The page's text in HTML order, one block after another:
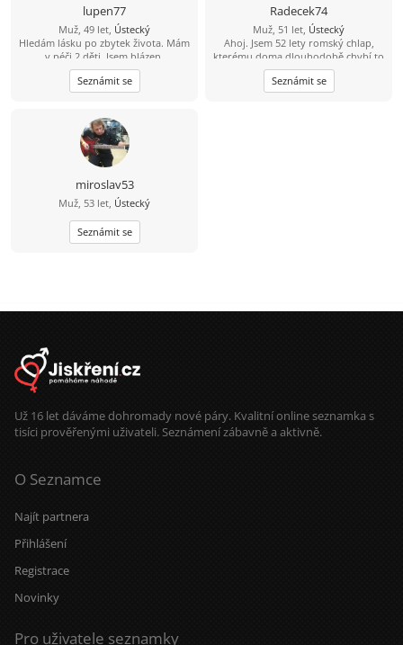
lupen77
Muž, 49 let, Ústecký
Hledám lásku po zbytek života. Mám
v péči 2 děti. Jsem blázen.
Seznámit se
Radecek74
Muž, 51 let, Ústecký
Ahoj. Jsem 52 lety romský chlap,
kterému doma dlouhodobě chybí to
nejdůležitější – obyčejné lidské
objetí, opora, porozumění a
intimita. Na nic si nehraju a nechci
Seznámit se
miroslav53
Muž, 53 let, Ústecký
Seznámit se
Už 16 let dáváme dohromady nové páry. Kvalitní online seznamka s
tisíci prověřenými uživateli. Seznámení zábavně a aktivně.
O Seznamce
Najít partnera
Přihlášení
Registrace
Novinky
Pro uživatele seznamky